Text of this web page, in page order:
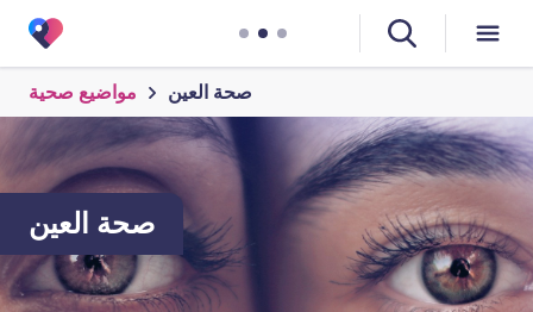
مواضيع صحية صحة العين
صحة العين